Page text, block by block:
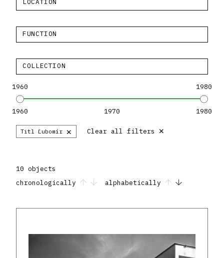
LOCATION
FUNCTION
COLLECTION
1960 1980
1960 1970 1980
Titl Ľubomír × Clear all filters ×
10 objects
chronologically
alphabetically